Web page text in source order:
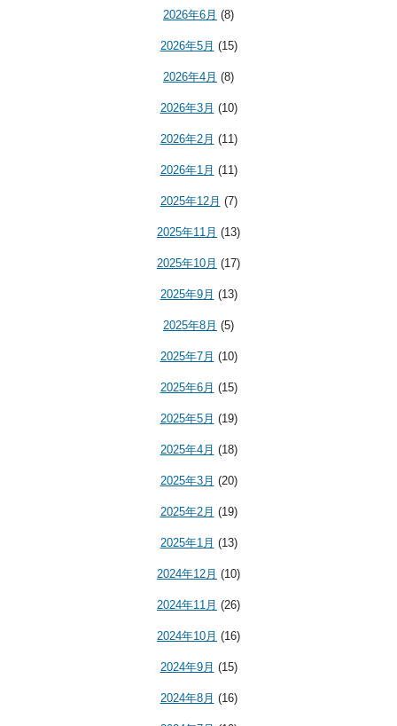
2026年6月 (8)
2026年5月 (15)
2026年4月 (8)
2026年3月 (10)
2026年2月 (11)
2026年1月 (11)
2025年12月 (7)
2025年11月 (13)
2025年10月 (17)
2025年9月 (13)
2025年8月 (5)
2025年7月 (10)
2025年6月 (15)
2025年5月 (19)
2025年4月 (18)
2025年3月 (20)
2025年2月 (19)
2025年1月 (13)
2024年12月 (10)
2024年11月 (26)
2024年10月 (16)
2024年9月 (15)
2024年8月 (16)